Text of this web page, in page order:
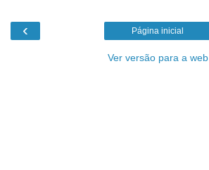
‹ Página inicial
Ver versão para a web